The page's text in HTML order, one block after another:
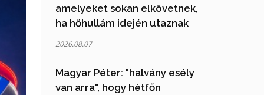
amelyeket sokan elkövetnek,
ha hőhullám idején utaznak
2026.08.07
Magyar Péter: "halvány esély
van arra", hogy hétfőn